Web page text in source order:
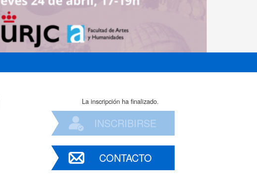
La inscripción ha finalizado.
INSCRIBIRSE
CONTACTO